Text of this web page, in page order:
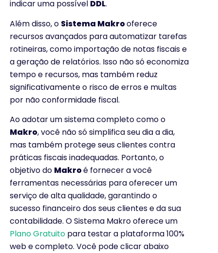
indicar uma possível DDL.
Além disso, o Sistema Makrooferece
recursos avançados para automatizar tarefas
rotineiras, como importação de notas fiscais e
a geração de relatórios. Isso não só economiza
tempo e recursos, mas também reduz
significativamente o risco de erros e multas
por não conformidade fiscal.
Ao adotar um sistema completo como o
Makro, você não só simplifica seu dia a dia,
mas também protege seus clientes contra
práticas fiscais inadequadas. Portanto, o
objetivo do Makroé fornecer a você
ferramentas necessárias para oferecer um
serviço de alta qualidade, garantindo o
sucesso financeiro dos seus clientes e da sua
contabilidade. O Sistema Makro oferece um
Plano Gratuito para testar a plataforma 100%
web e completo. Você pode clicar abaixo